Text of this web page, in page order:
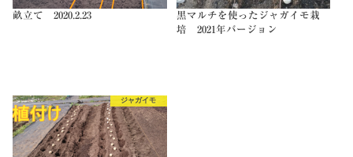
畝立て 2020.2.23
黒マルチを使ったジャガイモ栽
培 2021年バージョン
ジャガイモ